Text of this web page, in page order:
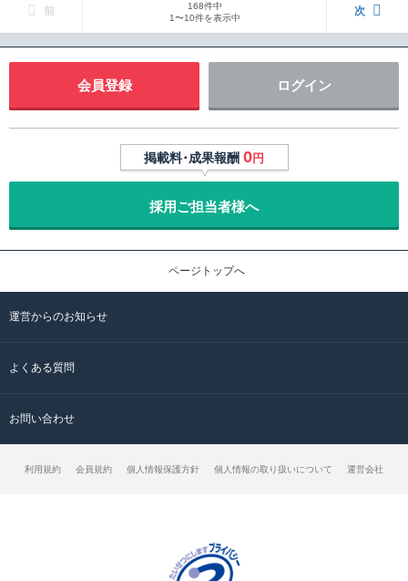
前
168件中
1〜10件を表示中
次
会員登録 ログイン
掲載料･成果報酬 0円
採用ご担当者様へ
ページトップへ
運営からのお知らせ
よくある質問
お問い合わせ
利用規約 会員規約 個人情報保護方針 個人情報の取り扱いについて 運営会社